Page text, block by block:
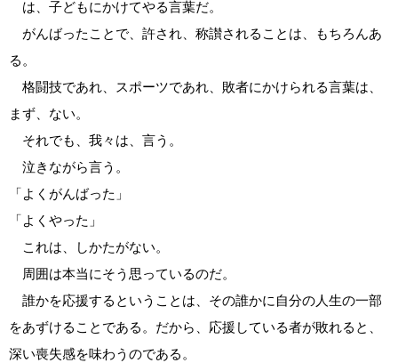
は、子どもにかけてやる言葉だ。
がんばったことで、許され、称讃されることは、もちろんあ
る。
格闘技であれ、スポーツであれ、敗者にかけられる言葉は、
まず、ない。
それでも、我々は、言う。
泣きながら言う。
「よくがんばった」
「よくやった」
これは、しかたがない。
周囲は本当にそう思っているのだ。
誰かを応援するということは、その誰かに自分の人生の一部
をあずけることである。だから、応援している者が敗れると、
深い喪失感を味わうのである。